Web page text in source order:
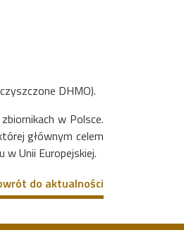
DHMO).
w Polsce.
głównym celem
Unii Europejskiej.
do aktualności